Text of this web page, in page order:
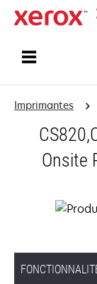
Imprimantes
Onsite